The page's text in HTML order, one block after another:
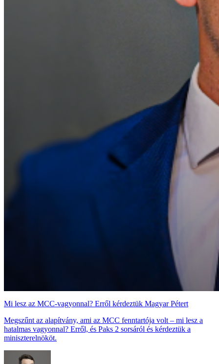
Mi lesz az MCC-vagyonnal? Erről kérdeztük Magyar Pétert
Megszűnt az alapítvány, ami az MCC fenntartója volt – mi lesz a
hatalmas vagyonnal? Erről, és Paks 2 sorsáról és kérdeztük a
miniszterelnököt.